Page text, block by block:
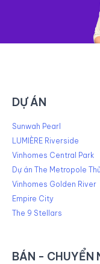
DỰ ÁN
Sunwah Pearl
LUMIÈRE Riverside
Vinhomes Central Park
Dự án The Metropole
Vinhomes Golden River
Empire City
The 9 Stellars
BÁN - CHUYỂN